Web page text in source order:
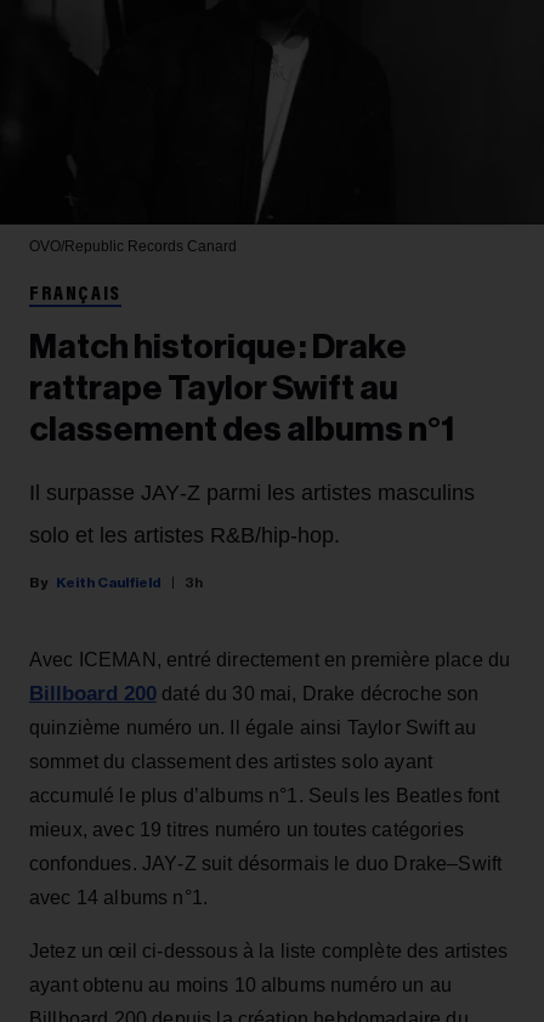
OVO/Republic Records Canard
FRANÇAIS
Match historique : Drake
rattrape Taylor Swift au
classement des albums n°1
Il surpasse JAY‑Z parmi les artistes masculins
solo et les artistes R&B/hip‑hop.
Keith Caulfield 3h
Avec ICEMAN, entré directement en première place du
Billboard 200 daté du 30 mai, Drake décroche son
quinzième numéro un. Il égale ainsi Taylor Swift au
sommet du classement des artistes solo ayant
accumulé le plus d’albums n°1. Seuls les Beatles font
mieux, avec 19 titres numéro un toutes catégories
confondues. JAY‑Z suit désormais le duo Drake–Swift
avec 14 albums n°1.
Jetez un œil ci‑dessous à la liste complète des artistes
ayant obtenu au moins 10 albums numéro un au